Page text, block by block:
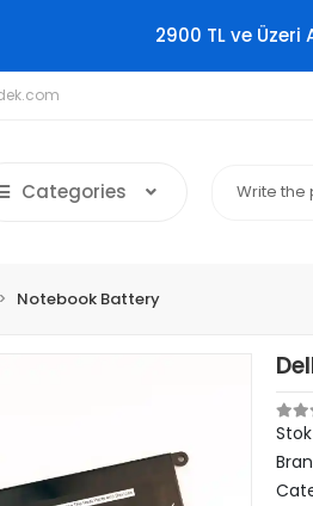
2900 TL ve
Categories
Notebook Battery